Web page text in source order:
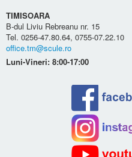
TIMISOARA
B-dul Liviu Rebreanu nr. 15
Tel. 0256-47.80.64, 0755-07.22.10
office.tm@scule.ro
Luni-Vineri: 8:00-17:00